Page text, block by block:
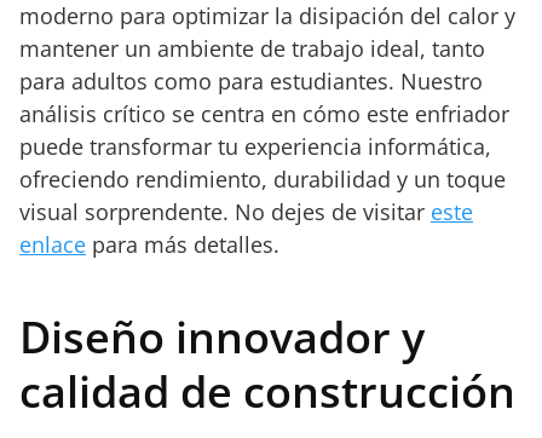
moderno para optimizar la disipación del calor y
mantener un ambiente de trabajo ideal, tanto
para adultos como para estudiantes. Nuestro
análisis crítico se centra en cómo este enfriador
puede transformar tu experiencia informática,
ofreciendo rendimiento, durabilidad y un toque
visual sorprendente. No dejes de visitar este
enlace para más detalles.
Diseño innovador y
calidad de construcción